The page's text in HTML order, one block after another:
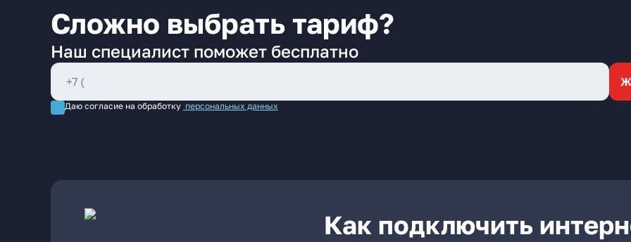
Сложно выбрать тариф?
Наш специалист поможет бесплатно
Даю согласие на обработку персональных данных
Как подключить